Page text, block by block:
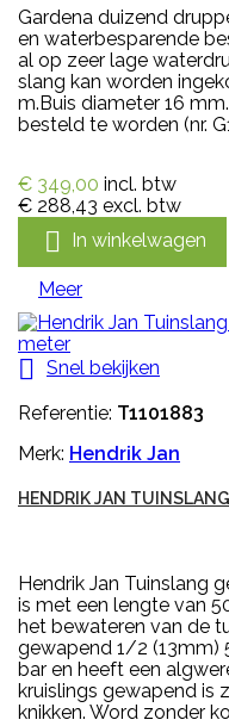
Gardena duizend
en waterbesparende
al op zeer lage
slang kan worden
m.Buis diameter 16
besteld te worden (nr.
€ 349,00 incl. btw
€ 288,43 excl. btw
 In winkelwagen
Meer
 Snel bekijken
Referentie: T1101883
Merk: Hendrik Jan
HENDRIK JAN
Hendrik Jan Tuinslang
is met een lengte van
het bewateren van de
gewapend 1/2 (13mm)
bar en heeft een
kruislings gewapend is
knikken. Word zonder